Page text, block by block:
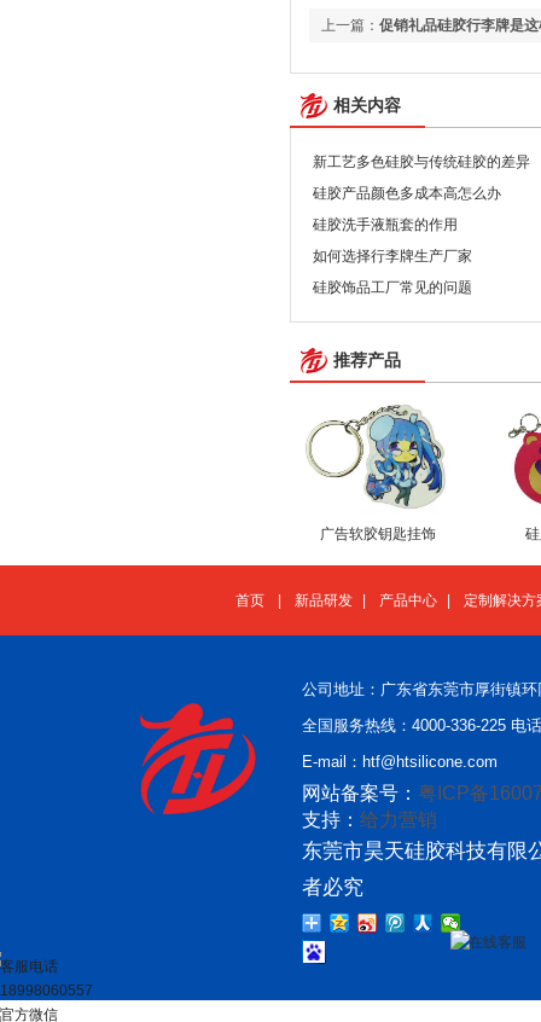
上一篇： 促销礼品硅胶行李牌是
相关内容
新工艺多色硅胶与传统硅胶的差异
硅胶产品颜色多成本高怎么办
硅胶洗手液瓶套的作用
如何选择行李牌生产厂家
硅胶饰品工厂常见的问题
推荐产品
广告软胶钥匙挂饰
首页 新品研发 产品中心 定制解决方
公司地址：广东省东莞市厚街镇
全国服务热线：4000-336-225 电
E-mail：htf@htsilicone.com
网站备案号： 粤ICP备
支持： 给力营销
东莞市昊天硅胶科技有限
者必究
在线客服
客服电话
18998060557
官方微信